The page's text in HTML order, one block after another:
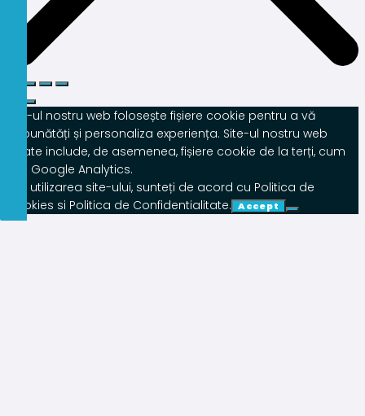
Site-ul nostru web folosește fișiere cookie pentru a vă
îmbunătăți și personaliza experiența. Site-ul nostru web
poate include, de asemenea, fișiere cookie de la terți, cum
ar fi Google Analytics.
Prin utilizarea site-ului, sunteți de acord cu Politica de
Cookies si Politica de Confidentialitate. Accept